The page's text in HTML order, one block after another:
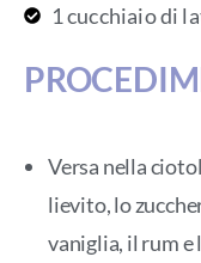
1 cucchiaio di
Versa nella
lievito, lo
vaniglia, il rum e